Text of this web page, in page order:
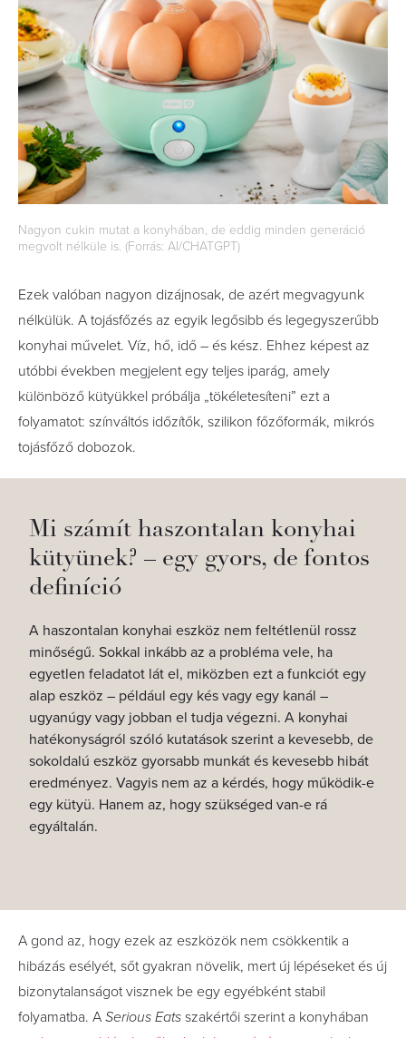
Nagyon cukin mutat a konyhában, de eddig minden generáció
megvolt nélküle is. (Forrás: AI/CHATGPT)
Ezek valóban nagyon dizájnosak, de azért megvagyunk
nélkülük. A tojásfőzés az egyik legősibb és legegyszerűbb
konyhai művelet. Víz, hő, idő – és kész. Ehhez képest az
utóbbi években megjelent egy teljes iparág, amely
különböző kütyükkel próbálja „tökéletesíteni” ezt a
folyamatot: színváltós időzítők, szilikon főzőformák, mikrós
tojásfőző dobozok.
Mi számít haszontalan konyhai
kütyünek? – egy gyors, de fontos
definíció
A haszontalan konyhai eszköz nem feltétlenül rossz
minőségű. Sokkal inkább az a probléma vele, ha
egyetlen feladatot lát el, miközben ezt a funkciót egy
alap eszköz – például egy kés vagy egy kanál –
ugyanúgy vagy jobban el tudja végezni. A konyhai
hatékonyságról szóló kutatások szerint a kevesebb, de
sokoldalú eszköz gyorsabb munkát és kevesebb hibát
eredményez. Vagyis nem az a kérdés, hogy működik-e
egy kütyü. Hanem az, hogy szükséged van-e rá
egyáltalán.
A gond az, hogy ezek az eszközök nem csökkentik a
hibázás esélyét, sőt gyakran növelik, mert új lépéseket és új
bizonytalanságot visznek be egy egyébként stabil
folyamatba. A Serious Eats szakértői szerint a konyhában